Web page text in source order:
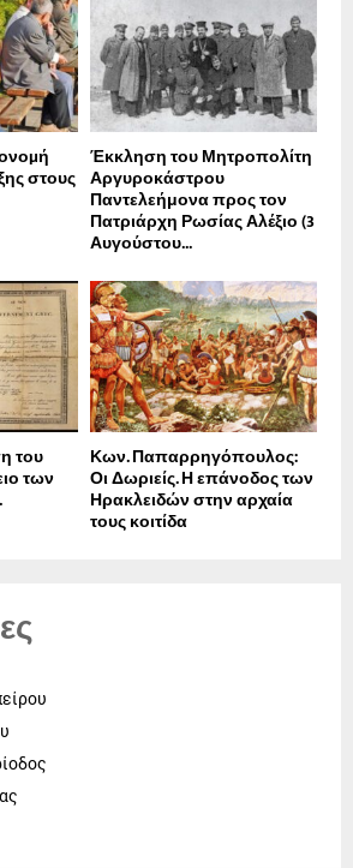
στους
Έκκληση του Μητροπολίτη
Αργυροκάστρου
Παντελεήμονα προς τον
Πατριάρχη Ρωσίας Αλέξιο (3
Αυγούστου...
του
των
Κων. Παπαρρηγόπουλος:
Οι Δωριείς. Η επάνοδος των
Ηρακλειδών στην αρχαία
τους κοιτίδα